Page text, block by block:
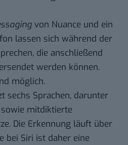
von Nuance und ein
lassen sich während der
die anschließend
werden können.
möglich.
sechs Sprachen, darunter
mitdiktierte
Die Erkennung läuft über
bei Siri ist daher eine